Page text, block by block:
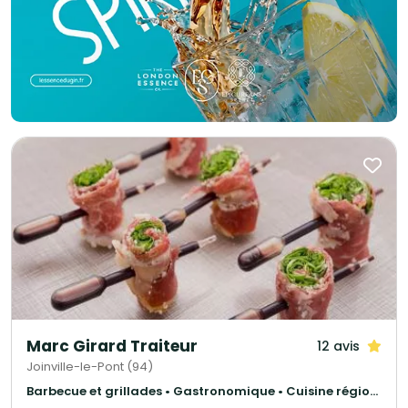
Marc Girard Traiteur 12 avis
Joinville-le-Pont (94)
Barbecue et grillades • Gastronomique • Cuisine régionale